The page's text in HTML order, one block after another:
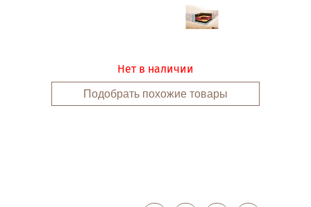
Нет в наличии
Подобрать похожие товары